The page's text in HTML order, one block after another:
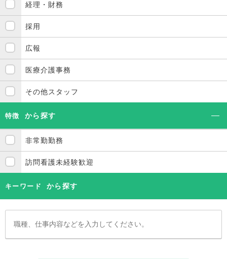
経理・財務
採用
広報
医療介護事務
その他スタッフ
特徴 から探す
非常勤勤務
訪問看護未経験歓迎
キーワード から探す